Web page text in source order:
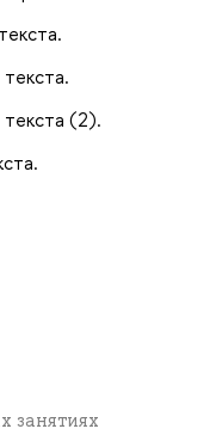
текста (2).
занятиях